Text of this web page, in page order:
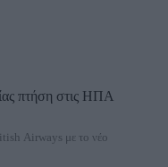
πτήση στις ΗΠΑ
Airways με το νέο